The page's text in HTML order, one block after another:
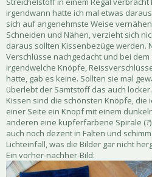
irgendwann hatte ich mal etwas
sich auf angenehmste Weise
Schneiden und Nähen, verzieht sich
daraus sollten Kissenbezüge werden.
Verschlüsse nachgedacht und bei
irgendwelche Knöpfe,
hatte, gab es keine. Sollten sie mal
überlebt der Samtstoff das auch
Kissen sind die schönsten Knöpfe, die
einer Seite ein Knopf mit einem
anderen eine kupferfarbene Spirale
auch noch dezent in Falten und
Lichteinfall, was die Bilder gar nicht
Ein vorher-nachher-Bild: